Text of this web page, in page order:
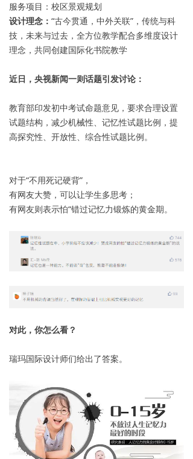
服务项目：校区景观规划
设计理念： “古今贯通，中外关联”，传统与科
技，未来与过去，全方位教学配合多维度设计
理念，共同创建国际化书院教学
近日，央视新闻一则话题引发讨论：
教育部印发初中考试命题意见，要求合理设置
试题结构，减少机械性、记忆性试题比例，提
高探究性、开放性、综合性试题比例。
对于“不用死记硬背”，
有网友大赞，可以让学生多思考；
有网友则表示怕“错过记忆力锻炼的黄金期。
对此，你怎么看？
瑞玛国际设计师们给出了答案。